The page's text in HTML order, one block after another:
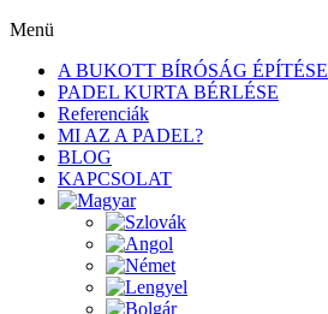
Menü
A BUKOTT BÍRÓSÁG ÉPÍTÉSE
PADEL KURTA BÉRLÉSE
Referenciák
MI AZ A PADEL?
BLOG
KAPCSOLAT